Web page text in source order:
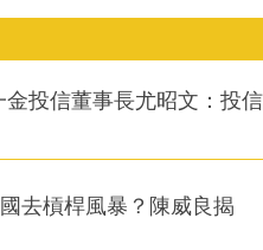
投信董事長尤昭文：投信
去槓桿風暴？陳威良揭